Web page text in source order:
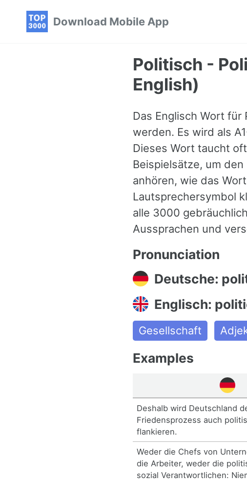
Download Mobile App
Politisch -
English)
Das Englisch Wort
werden. Es wird als
Dieses Wort taucht
Beispielsätze, um
anhören, wie das
Lautsprechersymbol
alle 3000
Aussprachen und
Pronunciation
Deutsche:
Englisch:
Gesellschaft
Examples
Deshalb wird Deutschland
Friedensprozess auch
flankieren.
Weder die Chefs von
die Arbeiter, weder die
sozial Verantwortlichen: